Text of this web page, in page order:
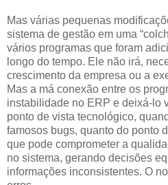
Mas várias pequenas
sistema de gestão em uma
vários programas que foram
longo do tempo. Ele não irá,
crescimento da empresa ou a
Mas a má conexão entre os
instabilidade no ERP e deixá-lo
ponto de vista tecnológico,
famosos bugs, quanto do ponto
que pode comprometer a
no sistema, gerando decisões
informações inconsistentes. O